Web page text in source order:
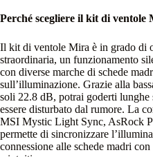
Perché scegliere il kit di ventole
Il kit di ventole Mira è in grado di
straordinaria, un funzionamento
con diverse marche di schede
sull’illuminazione. Grazie alla
soli 22.8 dB, potrai goderti lunghe
essere disturbato dal rumore. La
MSI Mystic Light Sync, AsRock
permette di sincronizzare
connessione alle schede madri